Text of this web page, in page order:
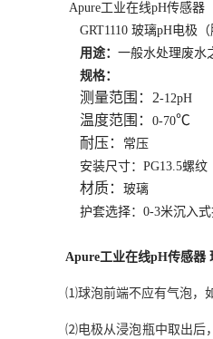
Apure工业在线pH传感器
GRT1110 玻璃pH电极（
用途： 一般水处理废水
规格：
测量范围：2-12pH
温度范围： 0-70℃
耐压：
常压
安装尺寸：PG13.5螺纹
材质： 玻璃
护套选择：0-3米沉入式
Apure工业在线pH传感器
⑴球泡前端不应有气泡，
⑵电极从浸泡瓶中取出后